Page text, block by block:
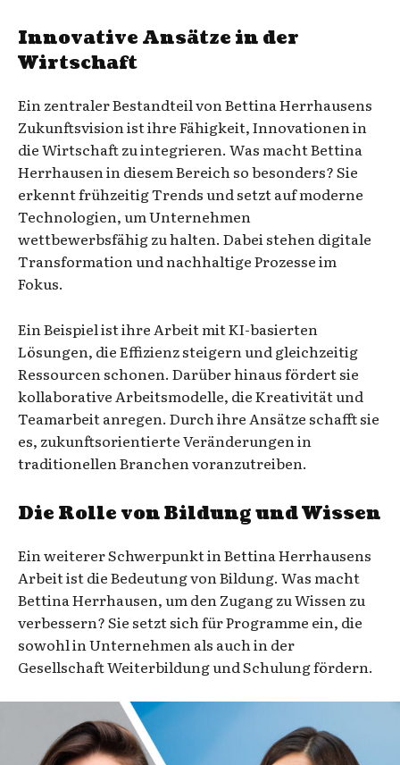
Innovative Ansätze in der
Wirtschaft
Ein zentraler Bestandteil von Bettina Herrhausens
Zukunftsvision ist ihre Fähigkeit, Innovationen in
die Wirtschaft zu integrieren. Was macht Bettina
Herrhausen in diesem Bereich so besonders? Sie
erkennt frühzeitig Trends und setzt auf moderne
Technologien, um Unternehmen
wettbewerbsfähig zu halten. Dabei stehen digitale
Transformation und nachhaltige Prozesse im
Fokus.
Ein Beispiel ist ihre Arbeit mit KI-basierten
Lösungen, die Effizienz steigern und gleichzeitig
Ressourcen schonen. Darüber hinaus fördert sie
kollaborative Arbeitsmodelle, die Kreativität und
Teamarbeit anregen. Durch ihre Ansätze schafft sie
es, zukunftsorientierte Veränderungen in
traditionellen Branchen voranzutreiben.
Die Rolle von Bildung und Wissen
Ein weiterer Schwerpunkt in Bettina Herrhausens
Arbeit ist die Bedeutung von Bildung. Was macht
Bettina Herrhausen, um den Zugang zu Wissen zu
verbessern? Sie setzt sich für Programme ein, die
sowohl in Unternehmen als auch in der
Gesellschaft Weiterbildung und Schulung fördern.